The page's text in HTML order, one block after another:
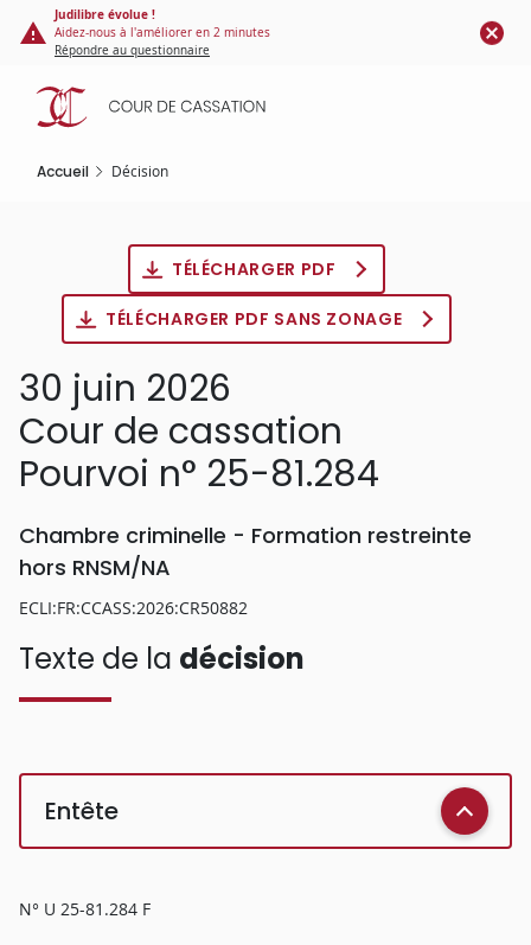
Panneau de gestion des cookies
contenu
principal
Judilibre évolue !
Aidez-nous à l'améliorer en 2 minutes
Répondre au questionnaire
Accueil Décision
TÉLÉCHARGER PDF
TÉLÉCHARGER PDF SANS ZONAGE
30 juin 2026
Cour de cassation
Pourvoi n° 25-81.284
Chambre criminelle - Formation restreinte
hors RNSM/NA
ECLI:FR:CCASS:2026:CR50882
Texte de la décision
Entête
N° U 25-81.284 F